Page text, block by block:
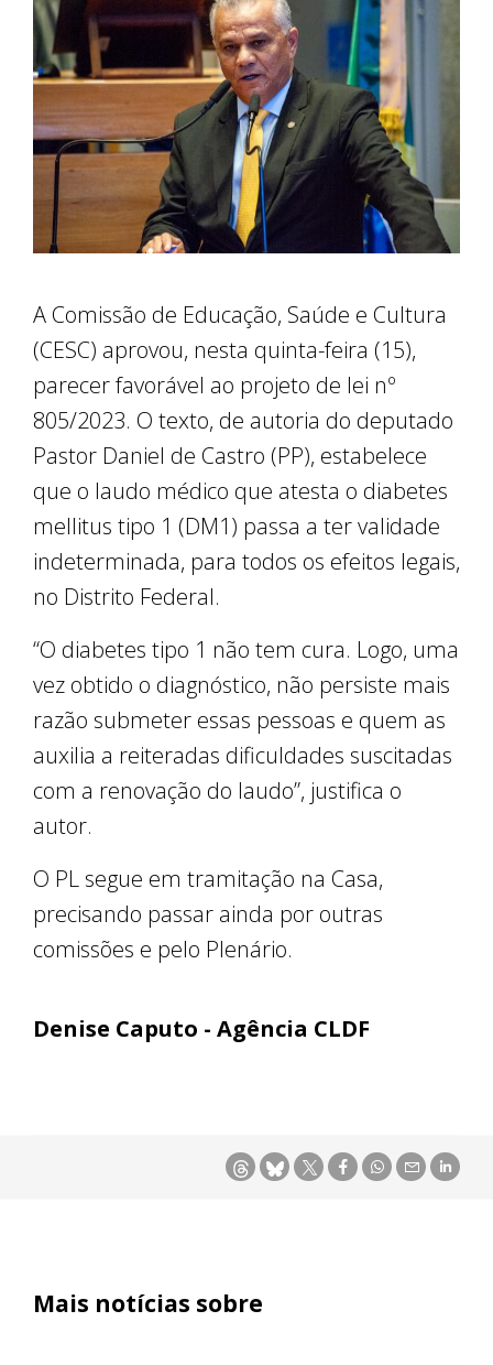
A Comissão de Educação, Saúde e Cultura
(CESC) aprovou, nesta quinta-feira (15),
parecer favorável ao projeto de lei nº
805/2023. O texto, de autoria do deputado
Pastor Daniel de Castro (PP), estabelece
que o laudo médico que atesta o diabetes
mellitus tipo 1 (DM1) passa a ter validade
indeterminada, para todos os efeitos legais,
no Distrito Federal.
“O diabetes tipo 1 não tem cura. Logo, uma
vez obtido o diagnóstico, não persiste mais
razão submeter essas pessoas e quem as
auxilia a reiteradas dificuldades suscitadas
com a renovação do laudo”, justifica o
autor.
O PL segue em tramitação na Casa,
precisando passar ainda por outras
comissões e pelo Plenário.
Denise Caputo - Agência CLDF
Mais notícias sobre